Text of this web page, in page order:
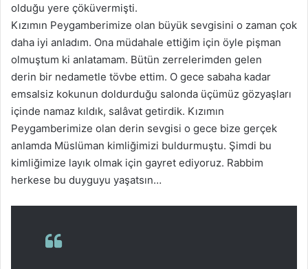
olduğu yere çöküvermişti.
Kızımın Peygamberimize olan büyük sevgisini o zaman çok
daha iyi anladım. Ona müdahale ettiğim için öyle pişman
olmuştum ki anlatamam. Bütün zerrelerimden gelen
derin bir nedametle tövbe ettim. O gece sabaha kadar
emsalsiz kokunun doldurduğu salonda üçümüz gözyaşları
içinde namaz kıldık, salâvat getirdik. Kızımın
Peygamberimize olan derin sevgisi o gece bize gerçek
anlamda Müslüman kimliğimizi buldurmuştu. Şimdi bu
kimliğimize layık olmak için gayret ediyoruz. Rabbim
herkese bu duyguyu yaşatsın…